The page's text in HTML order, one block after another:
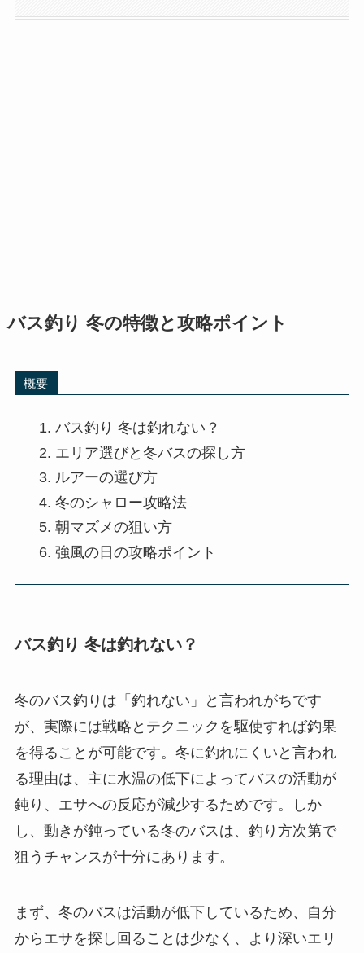
バス釣り 冬の特徴と攻略ポイント
概要
バス釣り 冬は釣れない？
エリア選びと冬バスの探し方
ルアーの選び方
冬のシャロー攻略法
朝マズメの狙い方
強風の日の攻略ポイント
バス釣り 冬は釣れない？
冬のバス釣りは「釣れない」と言われがちです
が、実際には戦略とテクニックを駆使すれば釣果
を得ることが可能です。冬に釣れにくいと言われ
る理由は、主に水温の低下によってバスの活動が
鈍り、エサへの反応が減少するためです。しか
し、動きが鈍っている冬のバスは、釣り方次第で
狙うチャンスが十分にあります。
まず、冬のバスは活動が低下しているため、自分
からエサを探し回ることは少なく、より深いエリ